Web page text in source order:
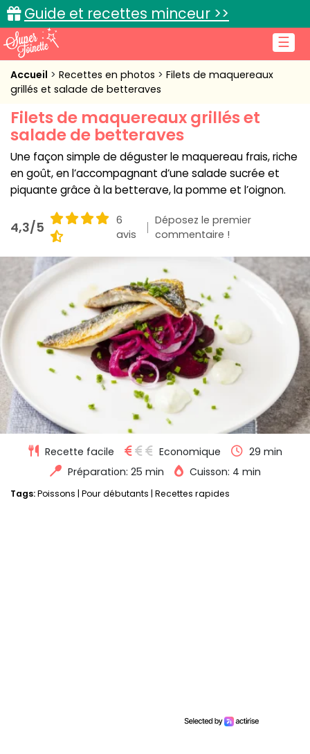
☰
Guide et recettes minceur >>
Accueil
Cuisine pratique
L'actu cuisine
Connexion
Accueil Recettes en photos
Filets de maquereaux
grillés et salade de betteraves
Filets de maquereaux grillés et
salade de betteraves
Une façon simple de déguster le maquereau frais, riche
en goût, en l’accompagnant d’une salade sucrée et
piquante grâce à la betterave, la pomme et l’oignon.
4,3/5
6
avis
Déposez le premier
commentaire !
Recette facile Economique
29 min
Préparation: 25 min
Cuisson: 4 min
Tags:Poissons Pour débutants Recettes rapides